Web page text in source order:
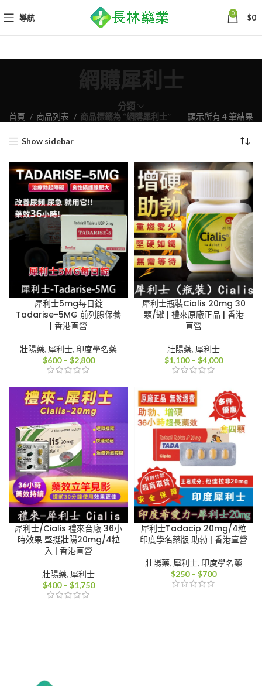
導航 0 $0
網購犀利士
分類
首頁 商品列表 商品標籤為 “網購犀利士” 顯示所有 4 筆結果
排
序
Show sidebar
犀利士5mg每日錠
Tadarise-5MG 前列腺保養
| 香港直營
壯陽藥, 犀利士, 印度學名藥
$600 – $2,800價
圍：
$600
到
$2,800
犀利士瓶裝Cialis 20mg 30
顆/罐 | 禮來原廠正品 | 香港
直營
壯陽藥, 犀利士
$1,100 – $4,000價
圍：
$1,100
到
$4,000
犀利士/Cialis 禮來台廠 36小
時效果 堅挺壯陽20mg/4粒
入 | 香港直營
壯陽藥, 犀利士
$400 – $1,750價
犀利士Tadacip 20mg/4粒
印度學名藥版 助勃 | 香港直營
壯陽藥, 犀利士, 印度學名藥
$250 – $700價